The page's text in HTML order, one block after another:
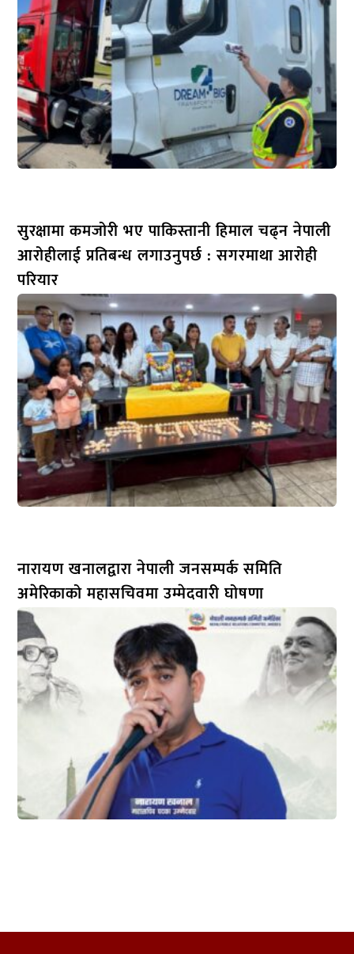
सुरक्षामा कमजोरी भए पाकिस्तानी हिमाल चढ्न नेपाली
आरोहीलाई प्रतिबन्ध लगाउनुपर्छ : सगरमाथा आरोही
परियार
नारायण खनालद्वारा नेपाली जनसम्पर्क समिति
अमेरिकाको महासचिवमा उम्मेदवारी घोषणा